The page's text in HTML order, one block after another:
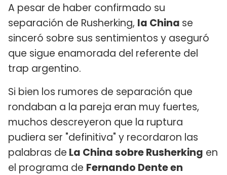
A pesar de haber confirmado su
separación de Rusherking, la China se
sinceró sobre sus sentimientos y aseguró
que sigue enamorada del referente del
trap argentino.
Si bien los rumores de separación que
rondaban a la pareja eran muy fuertes,
muchos descreyeron que la ruptura
pudiera ser "definitiva" y recordaron las
palabras de La China sobre Rusherking en
el programa de Fernando Dente en